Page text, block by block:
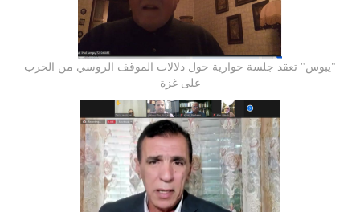
"يبوس" تعقد جلسة حوارية حول دلالات الموقف الروسي من الحرب
على غزة